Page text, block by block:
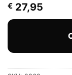
€ 27,95